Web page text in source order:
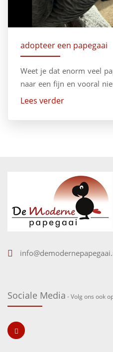
adopteer een papegaai
Weet je dat enorm veel
naar een fijn en vooral
Lees verder
Sociale Media - Volg ons ook